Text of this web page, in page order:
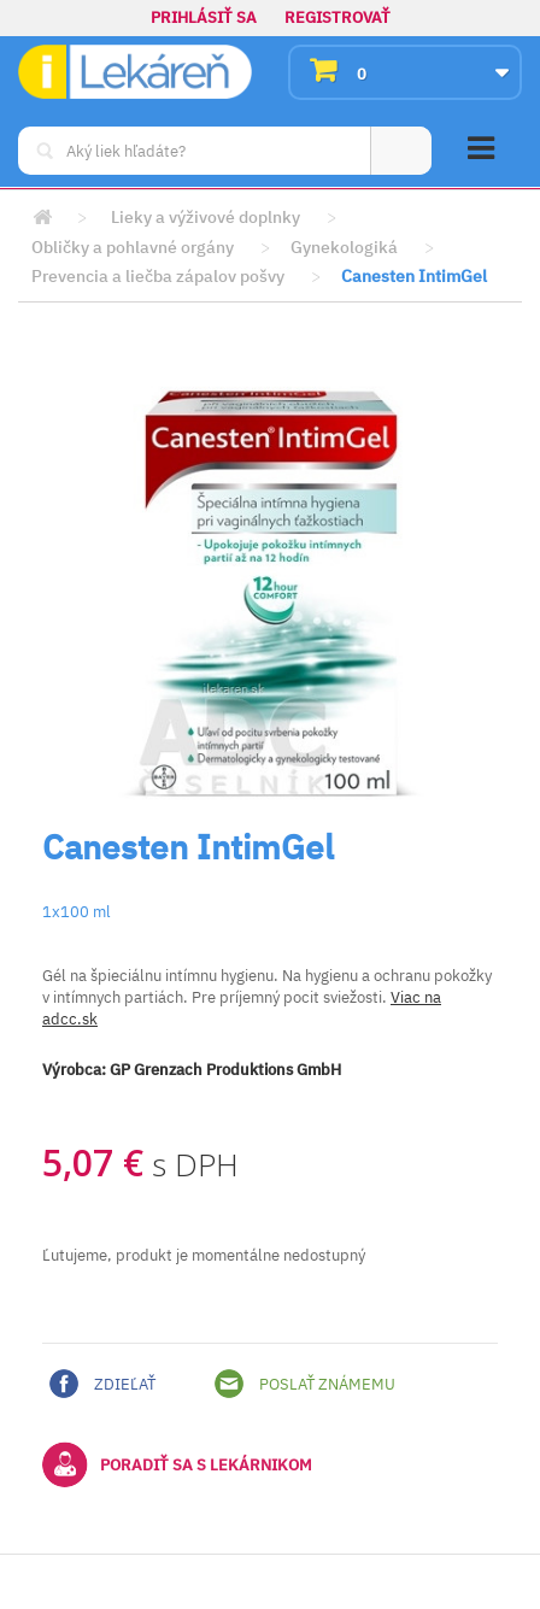
PRIHLÁSIŤ SA REGISTROVAŤ
0
> Lieky a výživové doplnky
>
Obličky a pohlavné orgány
> Gynekologiká
>
Prevencia a liečba zápalov pošvy
> Canesten IntimGel
Canesten IntimGel
1x100 ml
Gél na špieciálnu intímnu hygienu. Na hygienu a ochranu pokožky
v intímnych partiách. Pre príjemný pocit sviežosti. Viac na
adcc.sk
Výrobca:GP Grenzach Produktions GmbH
5,07 € s DPH
Ľutujeme, produkt je momentálne nedostupný
ZDIEĽAŤ POSLAŤ ZNÁMEMU
PORADIŤ SA S LEKÁRNIKOM